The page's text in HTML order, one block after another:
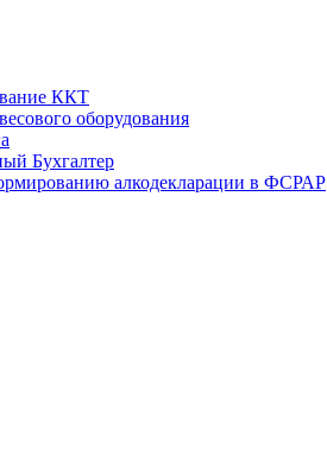
ККТ
оборудования
Бухгалтер
алкодекларации в ФСРАР